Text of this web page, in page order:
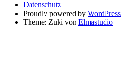
Datenschutz
Proudly powered by WordPress
Theme: Zuki von Elmastudio